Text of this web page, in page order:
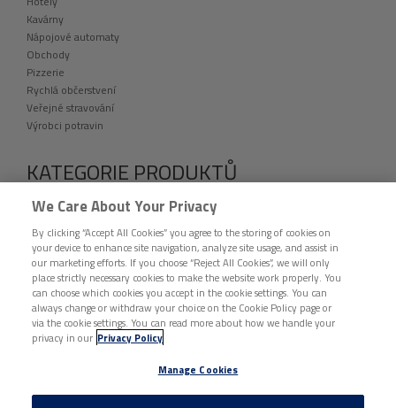
Kavárny
Nápojové automaty
Obchody
Pizzerie
Rychlá občerstvení
Veřejné stravování
Výrobci potravin
KATEGORIE PRODUKTŮ
VÝPRODEJ
Folie a přířezy
Etikety
Jednorázové nádobí a catering
Hygiena a úklid
Ochranné pomůcky
Tašky, pytle a sáčky
Vybavení provozoven
We Care About Your Privacy
By clicking “Accept All Cookies” you agree to the storing of cookies on
your device to enhance site navigation, analyze site usage, and assist in
our marketing efforts. If you choose “Reject All Cookies”, we will only
place strictly necessary cookies to make the website work properly. You
can choose which cookies you accept in the cookie settings. You can
always change or withdraw your choice on the Cookie Policy page or
via the cookie settings. You can read more about how we handle your
privacy in our Privacy Policy
Manage Cookies